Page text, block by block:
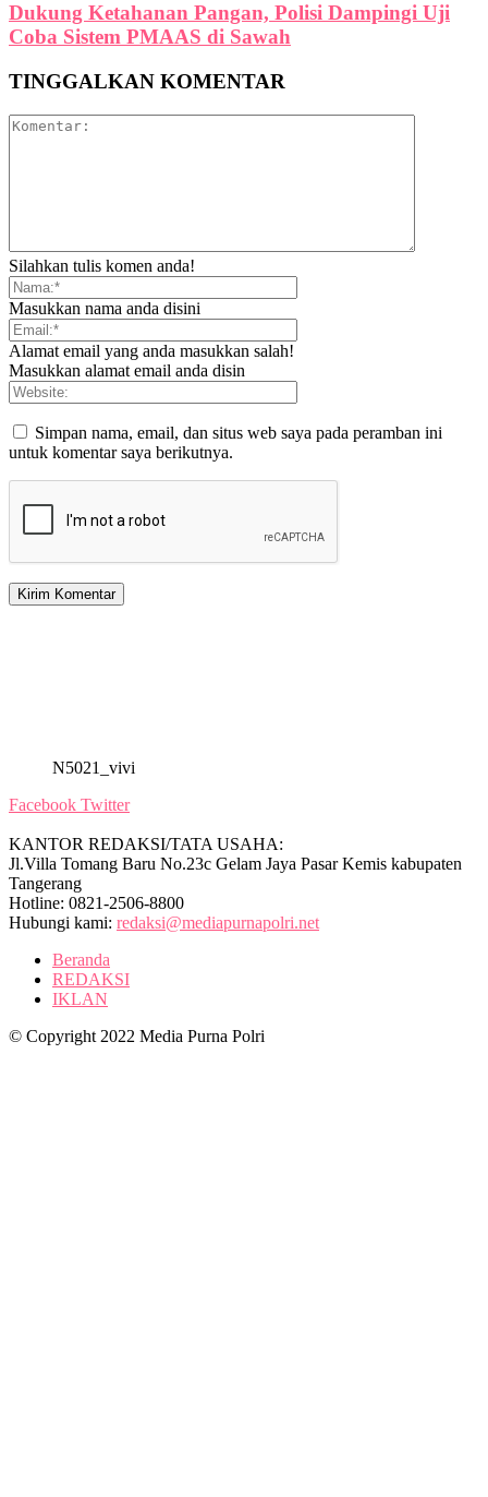
Dukung Ketahanan Pangan, Polisi Dampingi Uji
Coba Sistem PMAAS di Sawah
TINGGALKAN KOMENTAR
Silahkan tulis komen anda!
Masukkan nama anda disini
Alamat email yang anda masukkan salah!
Masukkan alamat email anda disin
Simpan nama, email, dan situs web saya pada peramban ini
untuk komentar saya berikutnya.
N5021_vivi
Facebook Twitter
KANTOR REDAKSI/TATA USAHA:
Jl.Villa Tomang Baru No.23c Gelam Jaya Pasar Kemis kabupaten
Tangerang
Hotline: 0821-2506-8800
Hubungi kami: redaksi@mediapurnapolri.net
Beranda
REDAKSI
IKLAN
© Copyright 2022 Media Purna Polri